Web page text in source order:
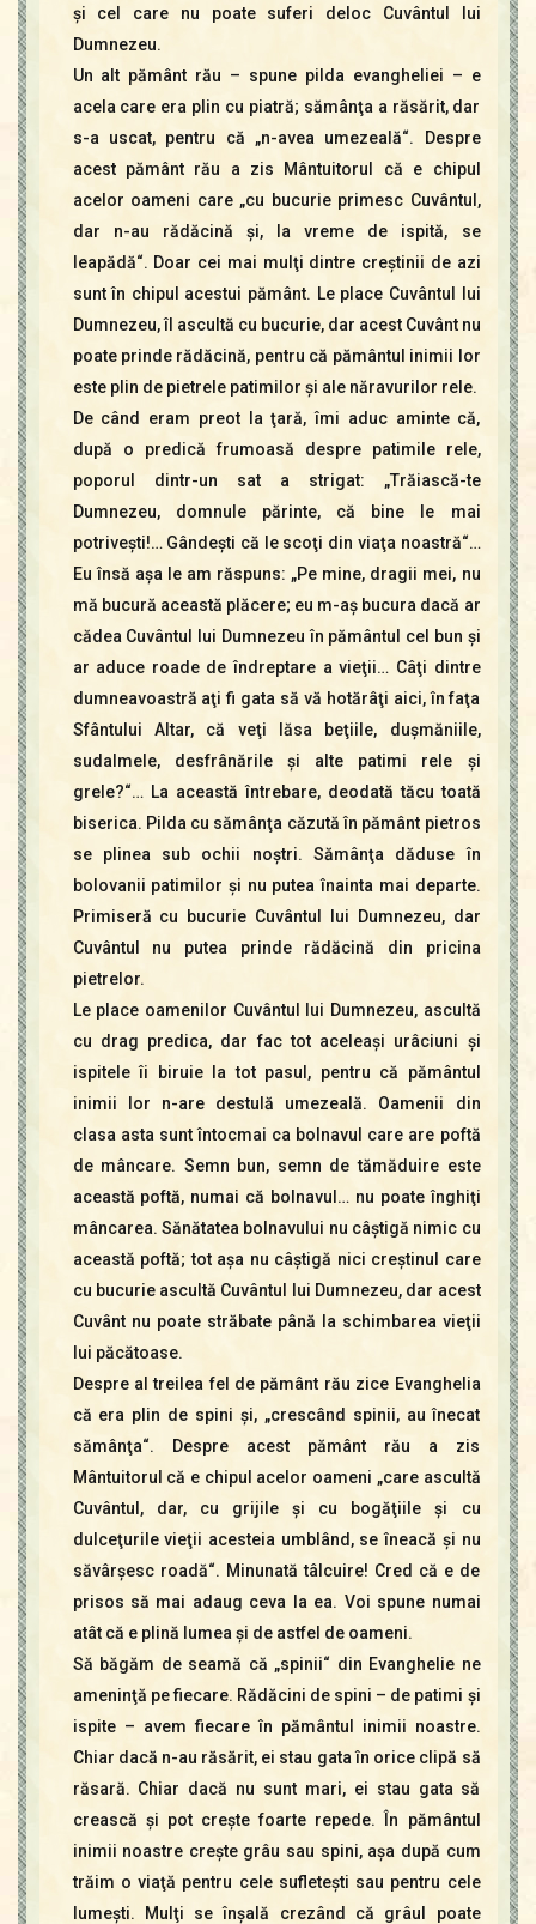
şi cel care nu poate suferi deloc Cuvântul lui
Dumnezeu.
Un alt pământ rău – spune pilda evangheliei – e
acela care era plin cu piatră; sămânţa a răsărit, dar
s-a uscat, pentru că „n-avea umezeală“. Despre
acest pământ rău a zis Mântuitorul că e chipul
acelor oameni care „cu bucurie primesc Cuvântul,
dar n-au rădăcină şi, la vreme de ispită, se
leapădă“. Doar cei mai mulţi dintre creştinii de azi
sunt în chipul acestui pământ. Le place Cuvântul lui
Dumnezeu, îl ascultă cu bucurie, dar acest Cuvânt nu
poate prinde rădăcină, pentru că pământul inimii lor
este plin de pietrele patimilor şi ale năravurilor rele.
De când eram preot la ţară, îmi aduc aminte că,
după o predică frumoasă despre patimile rele,
poporul dintr-un sat a strigat: „Trăiască-te
Dumnezeu, domnule părinte, că bine le mai
potriveşti!… Gândeşti că le scoţi din viaţa noastră“…
Eu însă aşa le am răspuns: „Pe mine, dragii mei, nu
mă bucură această plăcere; eu m-aş bucura dacă ar
cădea Cuvântul lui Dumnezeu în pământul cel bun şi
ar aduce roade de îndreptare a vieţii… Câţi dintre
dumneavoastră aţi fi gata să vă hotărâţi aici, în faţa
Sfântului Altar, că veţi lăsa beţiile, duşmăniile,
sudalmele, desfrânările şi alte patimi rele şi
grele?“… La această întrebare, deodată tăcu toată
biserica. Pilda cu sămânţa căzută în pământ pietros
se plinea sub ochii noştri. Sămânţa dăduse în
bolovanii patimilor şi nu putea înainta mai departe.
Primiseră cu bucurie Cuvântul lui Dumnezeu, dar
Cuvântul nu putea prinde rădăcină din pricina
pietrelor.
Le place oamenilor Cuvântul lui Dumnezeu, ascultă
cu drag predica, dar fac tot aceleaşi urâciuni şi
ispitele îi biruie la tot pasul, pentru că pământul
inimii lor n-are destulă umezeală. Oamenii din
clasa asta sunt întocmai ca bolnavul care are poftă
de mâncare. Semn bun, semn de tămăduire este
această poftă, numai că bolnavul… nu poate înghiţi
mâncarea. Sănătatea bolnavului nu câştigă nimic cu
această poftă; tot aşa nu câştigă nici creştinul care
cu bucurie ascultă Cuvântul lui Dumnezeu, dar acest
Cuvânt nu poate străbate până la schimbarea vieţii
lui păcătoase.
Despre al treilea fel de pământ rău zice Evanghelia
că era plin de spini şi, „crescând spinii, au înecat
sămânţa“. Despre acest pământ rău a zis
Mântuitorul că e chipul acelor oameni „care ascultă
Cuvântul, dar, cu grijile şi cu bogăţiile şi cu
dulceţurile vieţii acesteia umblând, se îneacă şi nu
săvârşesc roadă“. Minunată tâlcuire! Cred că e de
prisos să mai adaug ceva la ea. Voi spune numai
atât că e plină lumea şi de astfel de oameni.
Să băgăm de seamă că „spinii“ din Evanghelie ne
ameninţă pe fiecare. Rădăcini de spini – de patimi şi
ispite – avem fiecare în pământul inimii noastre.
Chiar dacă n-au răsărit, ei stau gata în orice clipă să
răsară. Chiar dacă nu sunt mari, ei stau gata să
crească şi pot creşte foarte repede. În pământul
inimii noastre creşte grâu sau spini, aşa după cum
trăim o viaţă pentru cele sufleteşti sau pentru cele
lumeşti. Mulţi se înşală crezând că grâul poate